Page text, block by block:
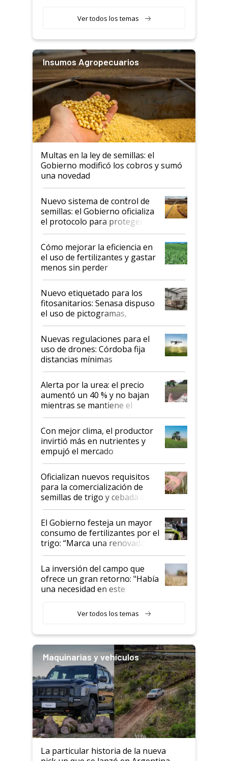
Ver todos los temas
Insumos Agropecuarios
Multas en la ley de semillas: el
Gobierno modificó los cobros y sumó
una novedad
Nuevo sistema de control de
semillas: el Gobierno oficializa
el protocolo para proteger la
propiedad intelectual
Cómo mejorar la eficiencia en
el uso de fertilizantes y gastar
menos sin perder
productividad en la campaña
fina
Nuevo etiquetado para los
fitosanitarios: Senasa dispuso
el uso de pictogramas,
palabras de advertencia e
indicaciones
Nuevas regulaciones para el
uso de drones: Córdoba fija
distancias mínimas
Alerta por la urea: el precio
aumentó un 40 % y no bajan
mientras se mantiene el
conflicto en Medio Oriente
Con mejor clima, el productor
invirtió más en nutrientes y
empujó el mercado
Oficializan nuevos requisitos
para la comercialización de
semillas de trigo y cebada a
granel
El Gobierno festeja un mayor
consumo de fertilizantes por el
trigo: “Marca una renovada
confianza de los productores”
La inversión del campo que
ofrece un gran retorno: "Había
una necesidad en este
Ver todos los temas
Maquinarias y vehículos
La particular historia de la nueva